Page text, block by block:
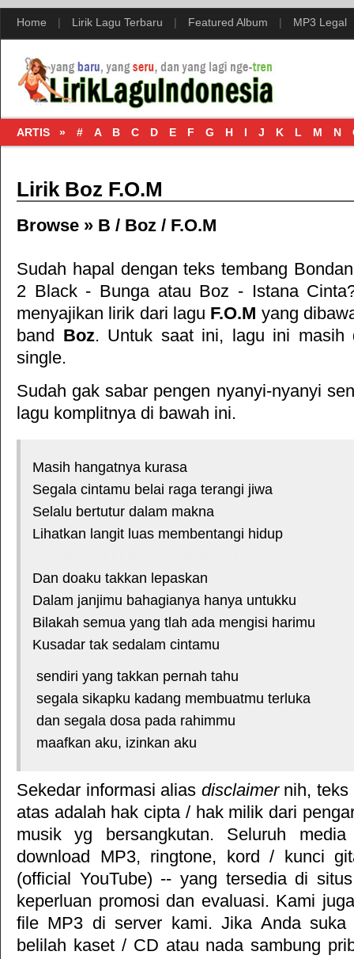
Home | Lirik Lagu Terbaru | Featured Album | MP3 Legal
ARTIS » # A B C D E F G H I J K L M N
Lirik Boz F.O.M
Browse » B / Boz / F.O.M
Sudah hapal dengan teks tembang
2 Black - Bunga atau Boz - Istana Cinta
menyajikan lirik dari lagu F.O.M yang
band Boz. Untuk saat ini, lagu ini masih
single.
Sudah gak sabar pengen nyanyi-nyanyi
lagu komplitnya di bawah ini.
Masih hangatnya kurasa
Segala cintamu belai raga terangi jiwa
Selalu bertutur dalam makna
Lihatkan langit luas membentangi hidup
Dan doaku takkan lepaskan
Dalam janjimu bahagianya hanya untukku
Bilakah semua yang tlah ada mengisi harimu
Kusadar tak sedalam cintamu
sendiri yang takkan pernah tahu
segala sikapku kadang membuatmu terluka
dan segala dosa pada rahimmu
maafkan aku, izinkan aku
Sekedar informasi alias disclaimernih, teks
atas adalah hak cipta / hak milik dari
musik yg bersangkutan. Seluruh
download MP3, ringtone, kord / kunci
(official YouTube) -- yang tersedia di
keperluan promosi dan evaluasi. Kami
file MP3 di server kami. Jika Anda
belilah kaset / CD atau nada sambung